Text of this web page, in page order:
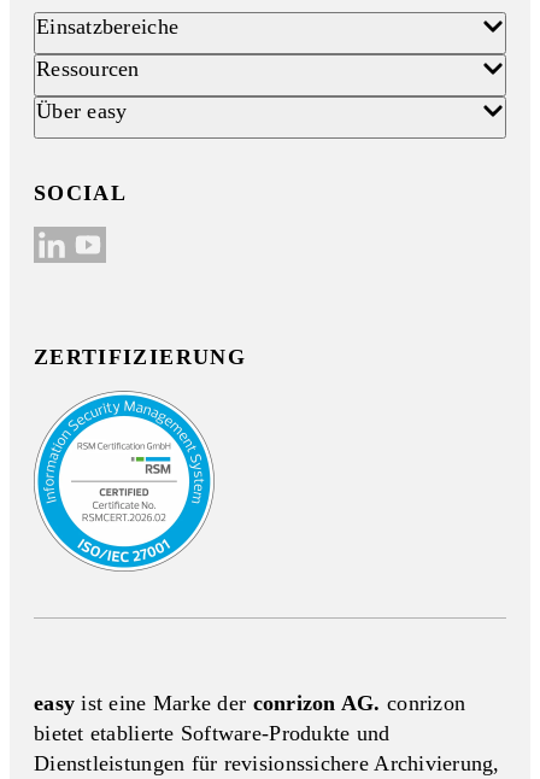
Einsatzbereiche
Ressourcen
Über easy
SOCIAL
ZERTIFIZIERUNG
easyist eine Marke der conrizon AG. conrizon
bietet etablierte Software-Produkte und
Dienstleistungen für revisionssichere Archivierung,